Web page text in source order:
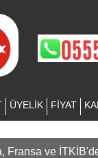
ÜYELİK FİYAT
Fransa ve